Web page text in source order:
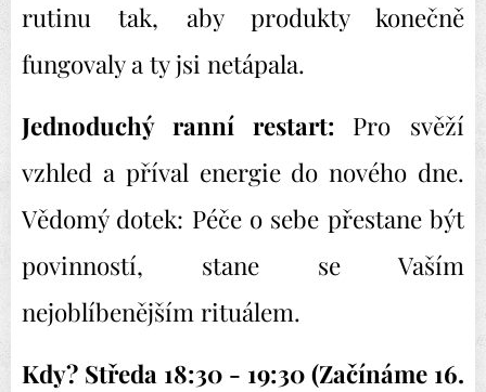
rutinu tak, aby produkty konečně
fungovaly a ty jsi netápala.
Jednoduchý ranní restart: Pro svěží
vzhled a příval energie do nového dne.
Vědomý dotek: Péče o sebe přestane být
povinností, stane se Vaším
nejoblíbenějším rituálem.
Kdy? Středa 18:30 - 19:30 (Začínáme 16.